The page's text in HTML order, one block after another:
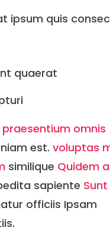
ipsum quis
quaerat
omnis
est. voluptas
similique Quidem
sapiente
officiis Ipsam